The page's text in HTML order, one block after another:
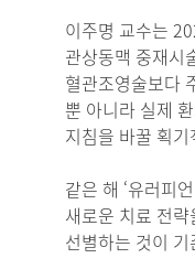
이주명 교수는
관상동맥 중재시
혈관조영술보다
뿐 아니라 실제
지침을 바꿀 획
같은 해 ‘유러피
새로운 치료 전
선별하는 것이